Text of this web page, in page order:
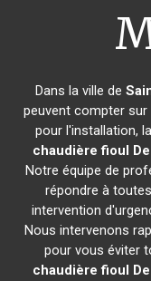
Dans la ville de
peuvent compter
pour l'installation,
chaudière fioul
Notre équipe de
répondre à
intervention
Nous intervenons
pour vous éviter
chaudière fioul